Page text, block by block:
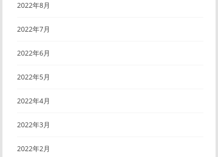
2022年8月
2022年7月
2022年6月
2022年5月
2022年4月
2022年3月
2022年2月